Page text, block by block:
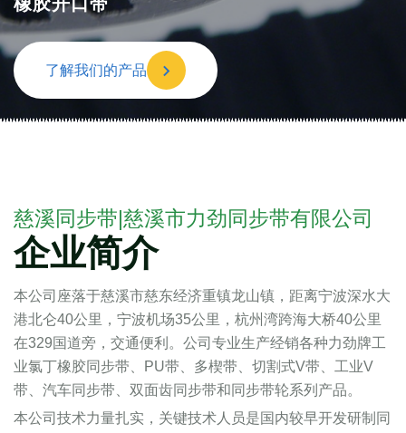
了解我们的产品
慈溪同步带|慈溪市力劲同步带有限公司
企业简介
本公司座落于慈溪市慈东经济重镇龙山镇，距离宁波深水大
港北仑40公里，宁波机场35公里，杭州湾跨海大桥40公里
在329国道旁，交通便利。公司专业生产经销各种力劲牌工
业氯丁橡胶同步带、PU带、多楔带、切割式V带、工业V
带、汽车同步带、双面齿同步带和同步带轮系列产品。
本公司技术力量扎实，关键技术人员是国内较早开发研制同